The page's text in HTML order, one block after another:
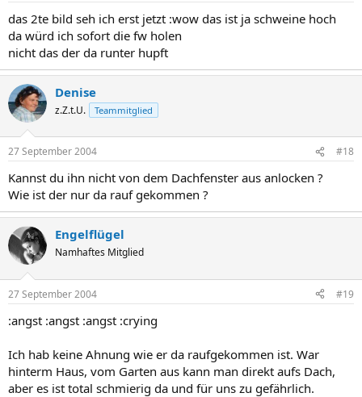
das 2te bild seh ich erst jetzt :wow das ist ja schweine hoch
da würd ich sofort die fw holen
nicht das der da runter hupft
Denise
z.Z.t.U. Teammitglied
27 September 2004 #18
Kannst du ihn nicht von dem Dachfenster aus anlocken ?
Wie ist der nur da rauf gekommen ?
Engelflügel
Namhaftes Mitglied
27 September 2004 #19
:angst :angst :angst :crying
Ich hab keine Ahnung wie er da raufgekommen ist. War
hinterm Haus, vom Garten aus kann man direkt aufs Dach,
aber es ist total schmierig da und für uns zu gefährlich.